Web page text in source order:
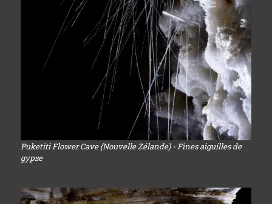
Puketiti Flower Cave (Nouvelle Zélande) - Fines aiguilles de
gypse